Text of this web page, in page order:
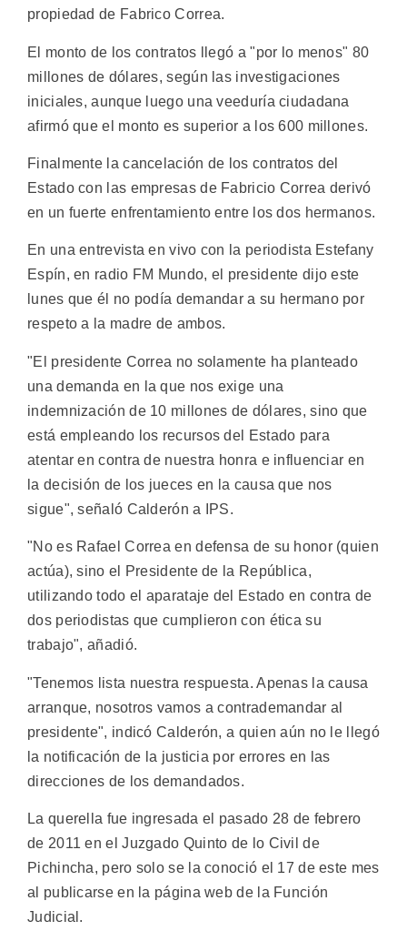
propiedad de Fabrico Correa.
El monto de los contratos llegó a "por lo menos" 80
millones de dólares, según las investigaciones
iniciales, aunque luego una veeduría ciudadana
afirmó que el monto es superior a los 600 millones.
Finalmente la cancelación de los contratos del
Estado con las empresas de Fabricio Correa derivó
en un fuerte enfrentamiento entre los dos hermanos.
En una entrevista en vivo con la periodista Estefany
Espín, en radio FM Mundo, el presidente dijo este
lunes que él no podía demandar a su hermano por
respeto a la madre de ambos.
"El presidente Correa no solamente ha planteado
una demanda en la que nos exige una
indemnización de 10 millones de dólares, sino que
está empleando los recursos del Estado para
atentar en contra de nuestra honra e influenciar en
la decisión de los jueces en la causa que nos
sigue", señaló Calderón a IPS.
"No es Rafael Correa en defensa de su honor (quien
actúa), sino el Presidente de la República,
utilizando todo el aparataje del Estado en contra de
dos periodistas que cumplieron con ética su
trabajo", añadió.
"Tenemos lista nuestra respuesta. Apenas la causa
arranque, nosotros vamos a contrademandar al
presidente", indicó Calderón, a quien aún no le llegó
la notificación de la justicia por errores en las
direcciones de los demandados.
La querella fue ingresada el pasado 28 de febrero
de 2011 en el Juzgado Quinto de lo Civil de
Pichincha, pero solo se la conoció el 17 de este mes
al publicarse en la página web de la Función
Judicial.